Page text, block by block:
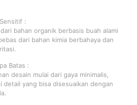
:
bahan organik berbasis buah alami
dari bahan kimia berbahaya dan
Batas :
desain mulai dari gaya minimalis,
detail yang bisa disesuaikan dengan